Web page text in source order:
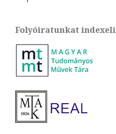
Folyóiratunkat indexeli